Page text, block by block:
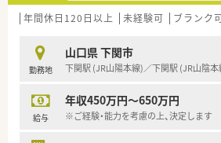
年間休日120日以上 未経験可 ブランク
勤務地
山口県 下関市
下関駅 (JR山陽本線)／下関駅 (JR山陰
給与
年収450万円～650万円
※ご経験・能力を考慮の上、決定します